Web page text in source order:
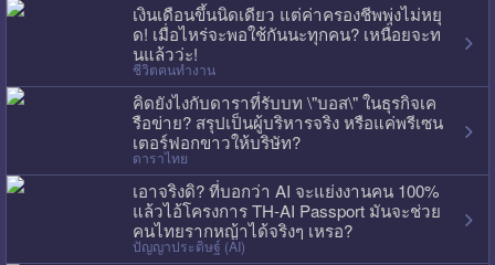
เงินเดือนขึ้นนิดเดียว แต่ค่าครองชีพพุ่งไม่หยุ
ด! เมื่อไหร่จะพอใช้กันนะทุกคน? เหนื่อยจะท
นแล้วว่ะ!
ชีวิตคนทำงาน
คิดยังไงกับดาราที่รับบท \"บอส\" ในธุรกิจเค
รือข่าย? สรุปเป็นผู้บริหารจริง หรือแค่พรีเซน
เตอร์ฟอกขาวให้บริษัท?
ดาราไทย
เอาจริงดิ? ที่บอกว่า AI จะแย่งงานคน 100%
แล้วไอ้โครงการ TH-AI Passport มันจะช่วย
คนไทยรากหญ้าได้จริงๆ เหรอ?
ปัญญาประดิษฐ์ (AI)